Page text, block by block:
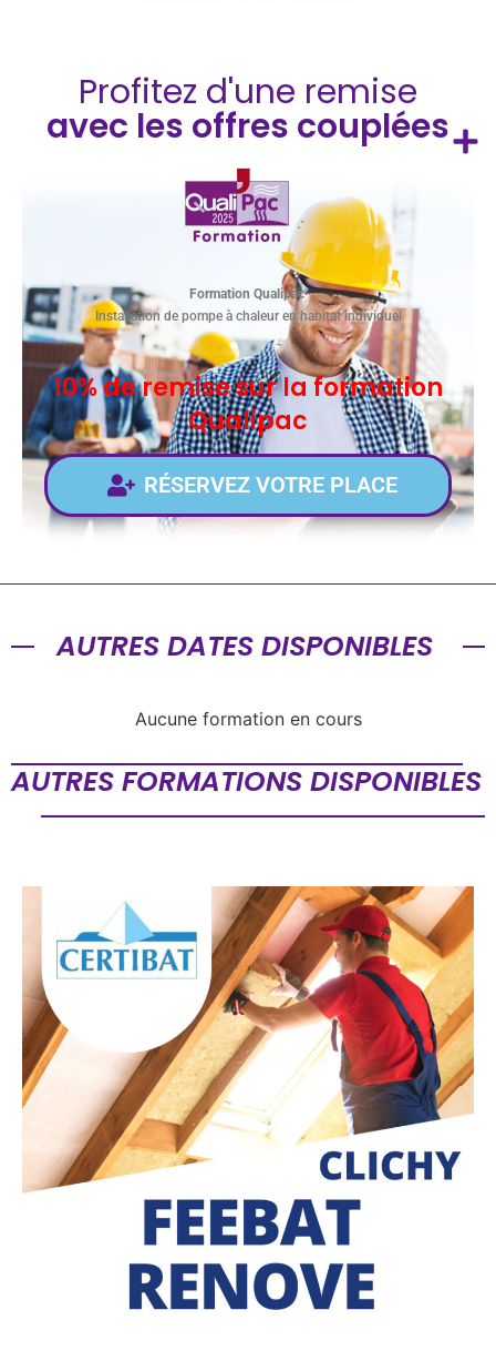
Profitez d'une remise
avec les offres couplées
Formation Qualipac
Installation de pompe à chaleur en habitat individuel
10% de remise sur la formation
Qualipac
RÉSERVEZ VOTRE PLACE
AUTRES DATES DISPONIBLES
Aucune formation en cours
AUTRES FORMATIONS DISPONIBLES